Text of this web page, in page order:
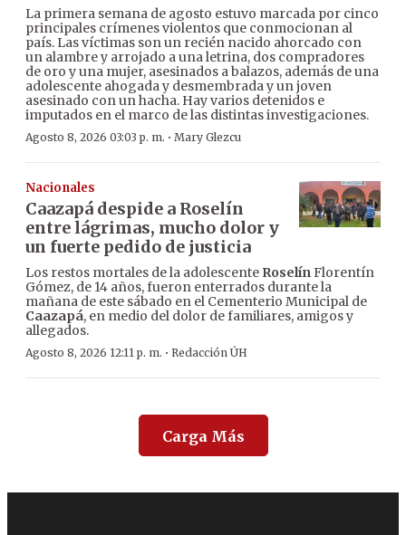
La primera semana de agosto estuvo marcada por cinco
principales crímenes violentos que conmocionan al
país. Las víctimas son un recién nacido ahorcado con
un alambre y arrojado a una letrina, dos compradores
de oro y una mujer, asesinados a balazos, además de una
adolescente ahogada y desmembrada y un joven
asesinado con un hacha. Hay varios detenidos e
imputados en el marco de las distintas investigaciones.
Agosto 8, 2026 03:03 p. m. · Mary Glezcu
Nacionales
Caazapá despide a Roselín
entre lágrimas, mucho dolor y
un fuerte pedido de justicia
Los restos mortales de la adolescente RoselínFlorentín
Gómez, de 14 años, fueron enterrados durante la
mañana de este sábado en el Cementerio Municipal de
Caazapá, en medio del dolor de familiares, amigos y
allegados.
Agosto 8, 2026 12:11 p. m. · Redacción ÚH
Carga Más